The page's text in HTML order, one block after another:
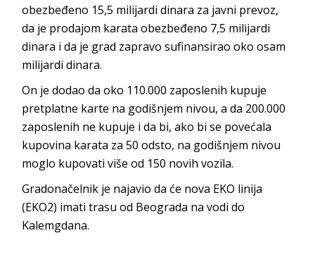
obezbeđeno 15,5 milijardi dinara za javni prevoz,
da je prodajom karata obezbeđeno 7,5 milijardi
dinara i da je grad zapravo sufinansirao oko osam
milijardi dinara.
On je dodao da oko 110.000 zaposlenih kupuje
pretplatne karte na godišnjem nivou, a da 200.000
zaposlenih ne kupuje i da bi, ako bi se povećala
kupovina karata za 50 odsto, na godišnjem nivou
moglo kupovati više od 150 novih vozila.
Gradonačelnik je najavio da će nova EKO linija
(EKO2) imati trasu od Beograda na vodi do
Kalemgdana.